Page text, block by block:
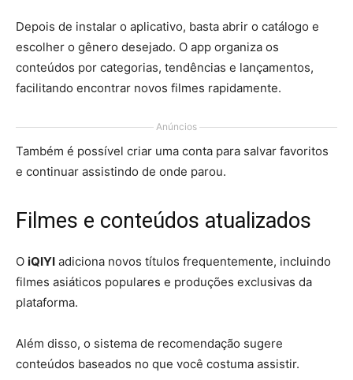
Depois de instalar o aplicativo, basta abrir o catálogo e
escolher o gênero desejado. O app organiza os
conteúdos por categorias, tendências e lançamentos,
facilitando encontrar novos filmes rapidamente.
Anúncios
Também é possível criar uma conta para salvar favoritos
e continuar assistindo de onde parou.
Filmes e conteúdos atualizados
O iQIYI adiciona novos títulos frequentemente, incluindo
filmes asiáticos populares e produções exclusivas da
plataforma.
Além disso, o sistema de recomendação sugere
conteúdos baseados no que você costuma assistir.